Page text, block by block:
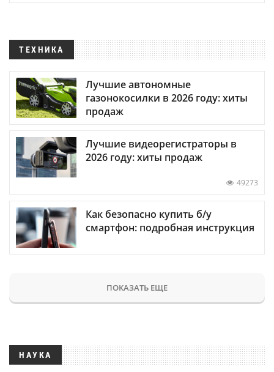
ТЕХНИКА
Лучшие автономные
газонокосилки в 2026 году: хиты
продаж
Лучшие видеорегистраторы в
2026 году: хиты продаж
49273
Как безопасно купить б/у
смартфон: подробная инструкция
ПОКАЗАТЬ ЕЩЕ
НАУКА